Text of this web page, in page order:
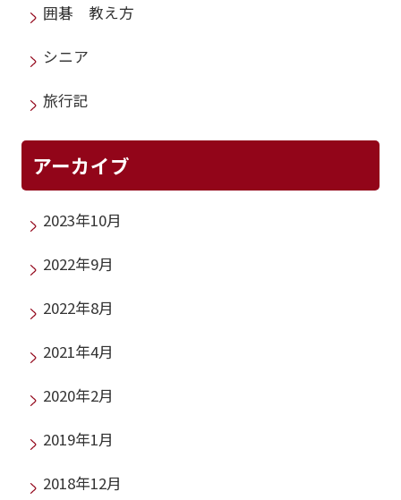
囲碁 教え方
シニア
旅行記
アーカイブ
2023年10月
2022年9月
2022年8月
2021年4月
2020年2月
2019年1月
2018年12月